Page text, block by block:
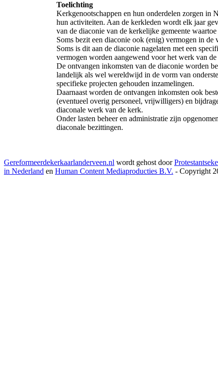
Toelichting
Kerkgenootschappen en hun onderdelen zorgen in
hun activiteiten. Aan de kerkleden wordt elk jaar
van de diaconie van de kerkelijke gemeente
Soms bezit een diaconie ook (enig) vermogen in
Soms is dit aan de diaconie nagelaten met een
vermogen worden aangewend voor het werk van
De ontvangen inkomsten van de diaconie worden
landelijk als wel wereldwijd in de vorm van
specifieke projecten gehouden inzamelingen.
Daarnaast worden de ontvangen inkomsten ook
(eventueel overig personeel, vrijwilligers) en
diaconale werk van de kerk.
Onder lasten beheer en administratie zijn
diaconale bezittingen.
Gereformeerdekerkaarlanderveen.nl wordt gehost door
in Nederland en Human Content Mediaproducties B.V. - Copyright